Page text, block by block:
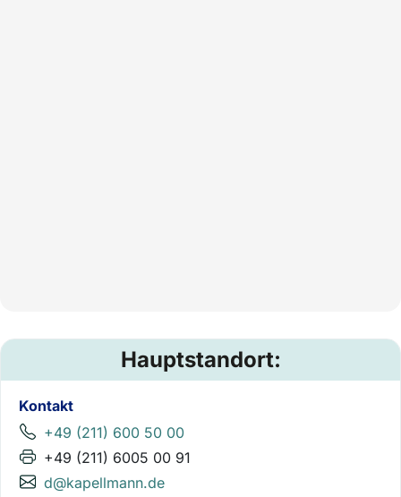
Hauptstandort:
Kontakt
+49 (211) 600 50 00
+49 (211) 6005 00 91
d@kapellmann.de